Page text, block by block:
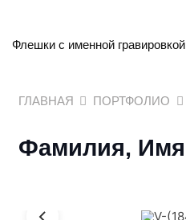
Флешки с именной гравировкой
ГЛАВНАЯ ПОРТФОЛИО
Фамилия, Имя